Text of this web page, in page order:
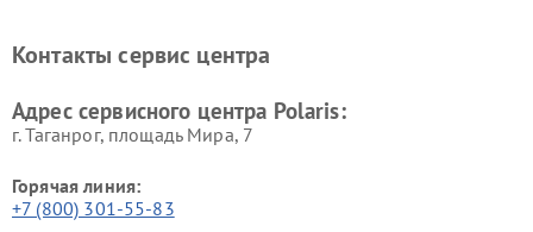
Контакты сервис центра
Адрес сервисного центра Polaris:
г. Таганрог, площадь Мира, 7
Горячая линия:
+7 (800) 301-55-83